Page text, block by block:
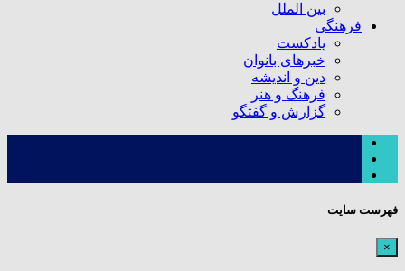
بین الملل
فرهنگی
پادکست
خبرهای بانوان
دین و اندیشه
فرهنگ و هنر
گزارش و گفتگو
فهرست سایت
×